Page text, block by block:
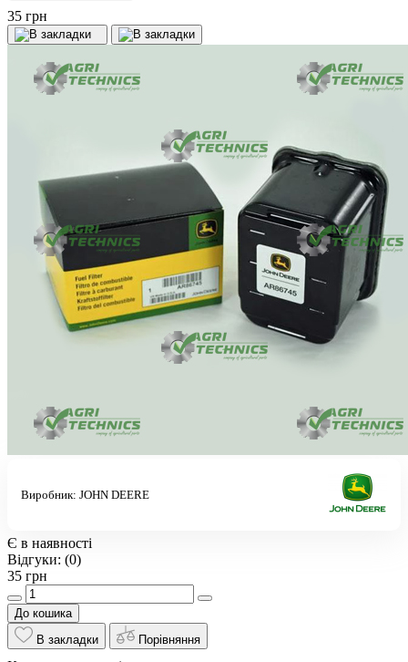
35 грн
Виробник: JOHN DEERE
Є в наявності
Відгуки: (0)
35 грн
До кошика
В закладки
Порівняння